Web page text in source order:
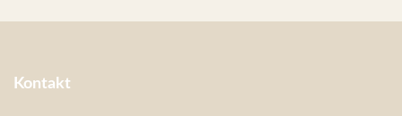
Kontakt